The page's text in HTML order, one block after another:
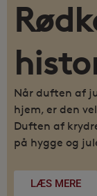
Når duften af
hjem, er den
Duften af
på hygge og
LÆS MERE